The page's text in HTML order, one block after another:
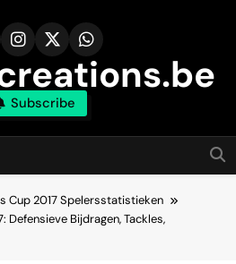
Subscribe
Cup 2017 Spelersstatistieken
Defensieve Bijdragen, Tackles,